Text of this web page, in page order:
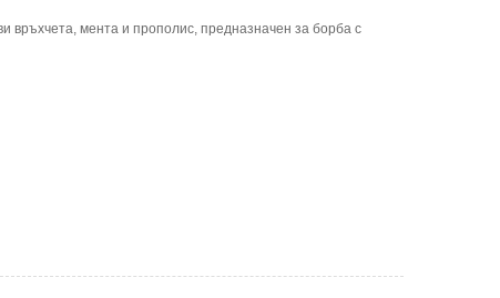
връхчета, мента и прополис, предназначен за борба с